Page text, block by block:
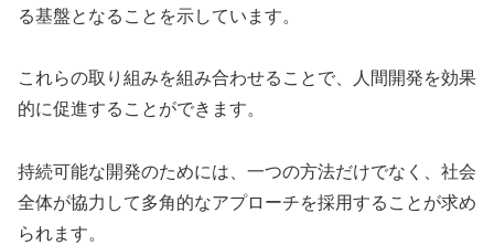
る基盤となることを示しています。
これらの取り組みを組み合わせることで、人間開発を効果
的に促進することができます。
持続可能な開発のためには、一つの方法だけでなく、社会
全体が協力して多角的なアプローチを採用することが求め
られます。